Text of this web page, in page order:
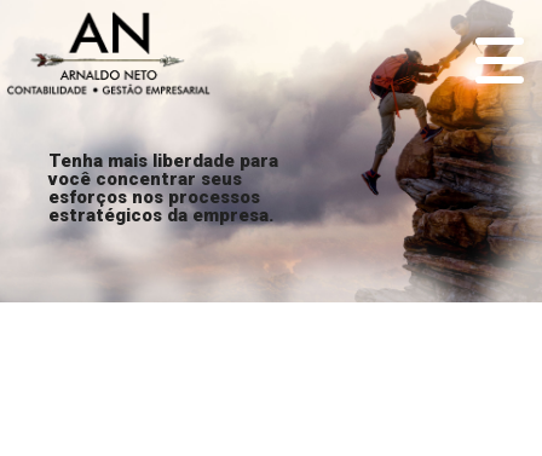
Tenha mais liberdade para
você concentrar seus
esforços nos processos
estratégicos da empresa.